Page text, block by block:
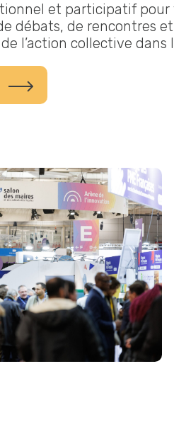
et participatif pour
débats, de rencontres
l’action collective dans